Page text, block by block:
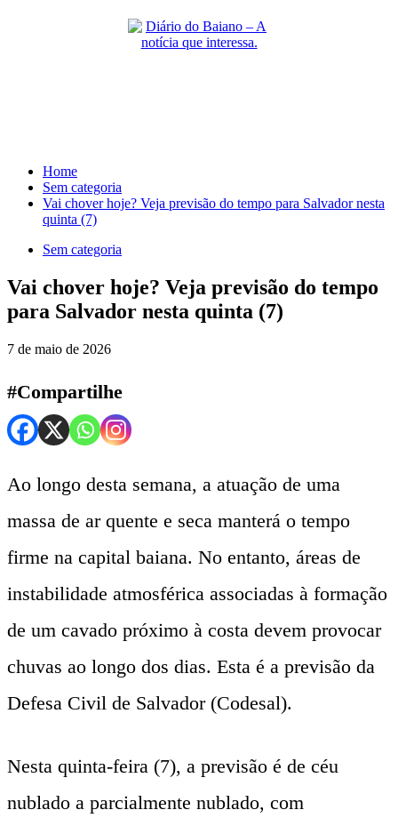
Home
Sem categoria
Vai chover hoje? Veja previsão do tempo para Salvador nesta
quinta (7)
Sem categoria
Vai chover hoje? Veja previsão do tempo
para Salvador nesta quinta (7)
7 de maio de 2026
#Compartilhe
Ao longo desta semana, a atuação de uma
massa de ar quente e seca manterá o tempo
firme na capital baiana. No entanto, áreas de
instabilidade atmosférica associadas à formação
de um cavado próximo à costa devem provocar
chuvas ao longo dos dias. Esta é a previsão da
Defesa Civil de Salvador (Codesal).
Nesta quinta-feira (7), a previsão é de céu
nublado a parcialmente nublado, com